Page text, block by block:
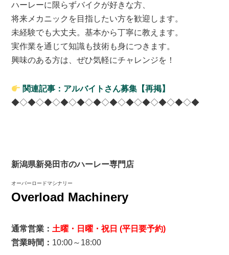
ハーレーに限らずバイクが好きな方、
将来メカニックを目指したい方を歓迎します。
未経験でも大丈夫。基本から丁寧に教えます。
実作業を通じて知識も技術も身につきます。
興味のある方は、ぜひ気軽にチャレンジを！
関連記事：アルバイトさん募集【再掲】
◆◇◆◇◆◇◆◇◆◇◆◇◆◇◆◇◆◇◆◇◆◇◆
新潟県新発田市のハーレー専門店
オーバーロードマシナリー
Overload Machinery
通常営業： 土曜・日曜・祝日 (平日要予約)
営業時間： 10:00～18:00